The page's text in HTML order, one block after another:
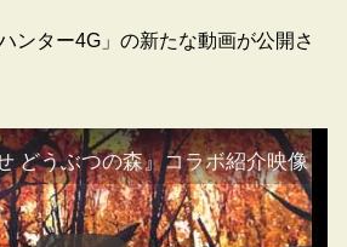
ンター4G」の新たな動画が公開さ
どうぶつの森』コラボ紹介映像